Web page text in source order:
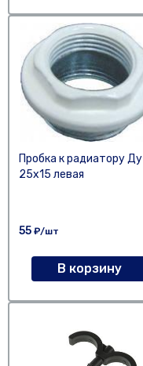
Пробка к радиатору Ду
25х15 левая
55 ₽/шт
В корзину